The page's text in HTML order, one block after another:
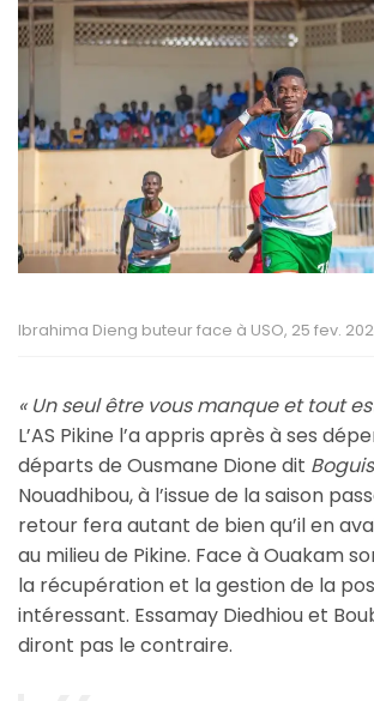
Ibrahima Dieng buteur face à USO, 25 fev.
« Un seul être vous manque et tout
L’AS Pikine l’a appris après à ses
départs de Ousmane Dione dit Boguis
Nouadhibou, à l’issue de la saison
retour fera autant de bien qu’il en
au milieu de Pikine. Face à Ouakam
la récupération et la gestion de la
intéressant. Essamay Diedhiou et
diront pas le contraire.